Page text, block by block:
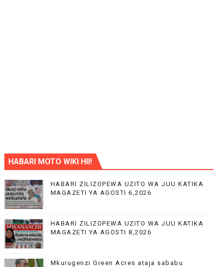
HABARI MOTO WIKI HII!
HABARI ZILIZOPEWA UZITO WA JUU KATIKA
MAGAZETI YA AGOSTI 6,2026
HABARI ZILIZOPEWA UZITO WA JUU KATIKA
MAGAZETI YA AGOSTI 8,2026
Mkurugenzi Green Acres ataja sababu